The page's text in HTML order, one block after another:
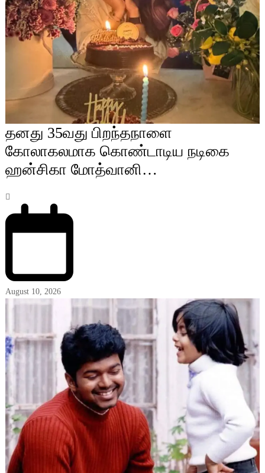
தனது 35வது பிறந்தநாளை
கோலாகலமாக கொண்டாடிய நடிகை
ஹன்சிகா மோத்வானி…
August 10, 2026